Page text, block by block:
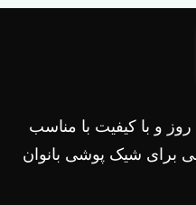
روز و با کیفیت با مناسب
برای شیک پوشی بانوان